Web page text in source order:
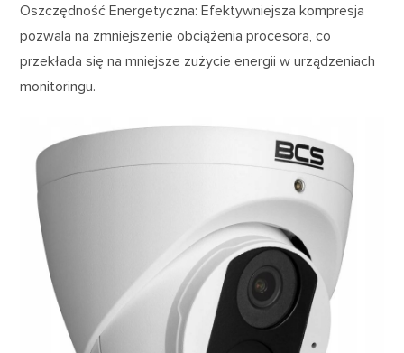
Oszczędność Energetyczna: Efektywniejsza kompresja
pozwala na zmniejszenie obciążenia procesora, co
przekłada się na mniejsze zużycie energii w urządzeniach
monitoringu.